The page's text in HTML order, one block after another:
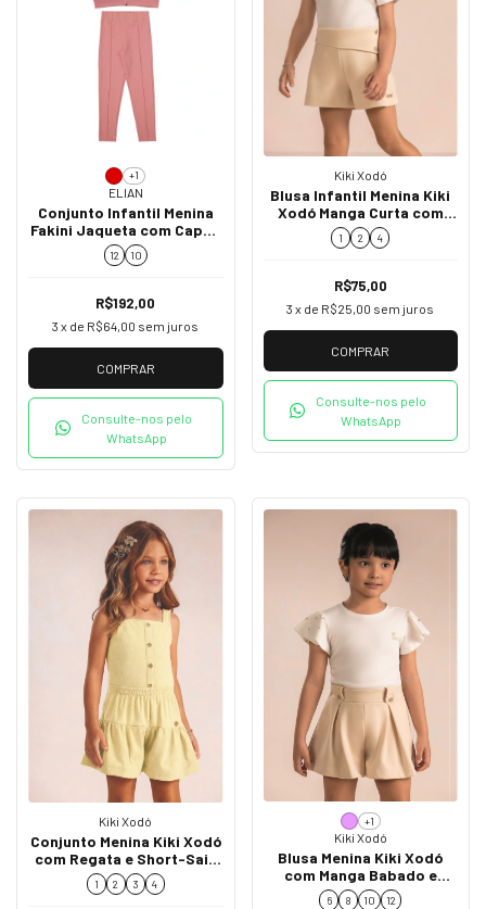
+1
ELIAN
Conjunto Infantil Menina
Fakini Jaqueta com Capuz
e Legging 252002
12 10
R$192,00
3 x de R$64,00 sem juros
COMPRAR
Consulte-nos pelo
WhatsApp
Kiki Xodó
Blusa Infantil Menina Kiki
Xodó Manga Curta com
Gola Boneca K2650015
1 2 4
R$75,00
3 x de R$25,00 sem juros
COMPRAR
Consulte-nos pelo
WhatsApp
Kiki Xodó
Conjunto Menina Kiki Xodó
com Regata e Short-Saia
K2500026
1 2 3 4
+1
Kiki Xodó
Blusa Menina Kiki Xodó
com Manga Babado e
Aplicações K3650017
6 8 10 12